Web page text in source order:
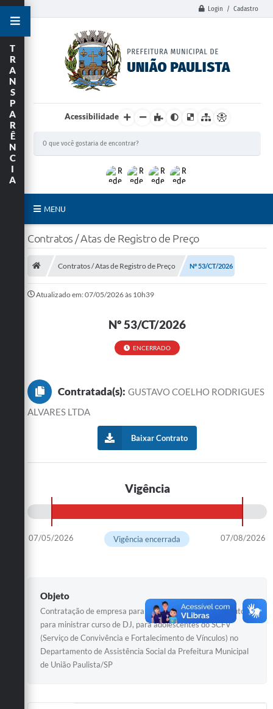
Login / Cadastro
Acessibilidade
MENU
Principal
Turismo
Notícias
Arquivos para Download
Ouvidoria
Projetos
Legislação
Editais
T
R
A
N
S
P
A
R
Ê
N
C
I
A
Contratos / Atas de Registro de Preço
Contratos / Atas de Registro de Preço Nº 53/CT/2026
Atualizado em: 07/05/2026 às 10h39
Nº 53/CT/2026
ENCERRADO
Contratada(s): GUSTAVO COELHO RODRIGUES
ALVARES LTDA
Baixar Contrato
Vigência
07/05/2026 07/08/2026
Vigência encerrada
Objeto
Contratação de empresa para fornecimento de um instrutor
para ministrar curso de DJ, para adolescentes do SCFV
(Serviço de Convivência e Fortalecimento de Vínculos) no
Departamento de Assistência Social da Prefeitura Municipal
de União Paulista/SP